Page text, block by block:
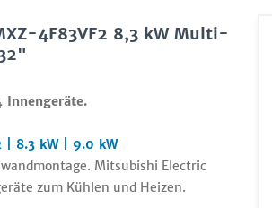
4F83VF2 8,3 kW Multi-
Innengeräte.
| 8.3 kW | 9.0 kW
Mitsubishi Electric
zum Kühlen und Heizen.